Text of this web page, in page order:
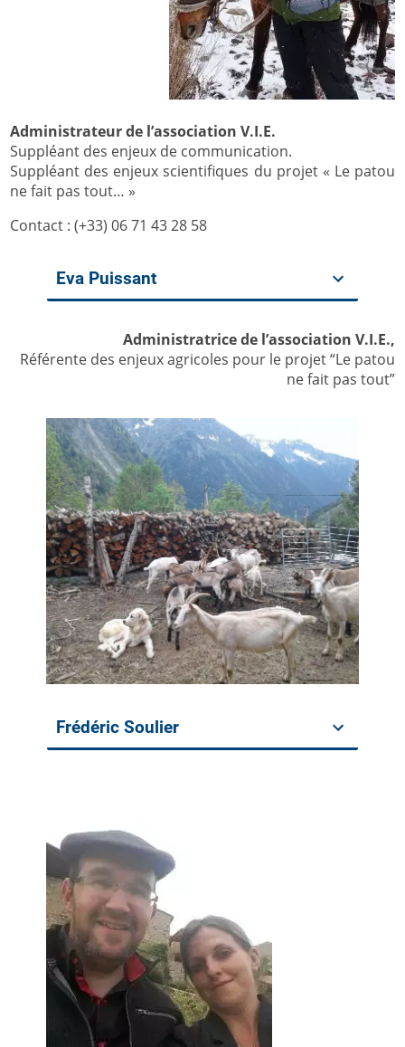
Administrateur de l’association V.I.E.
Suppléant des enjeux de communication.
Suppléant des enjeux scientifiques du projet « Le patou
ne fait pas tout… »
Contact : (+33) 06 71 43 28 58
Eva Puissant
Administratrice de l’association V.I.E.,
Référente des enjeux agricoles pour le projet “Le patou
ne fait pas tout”
Frédéric Soulier